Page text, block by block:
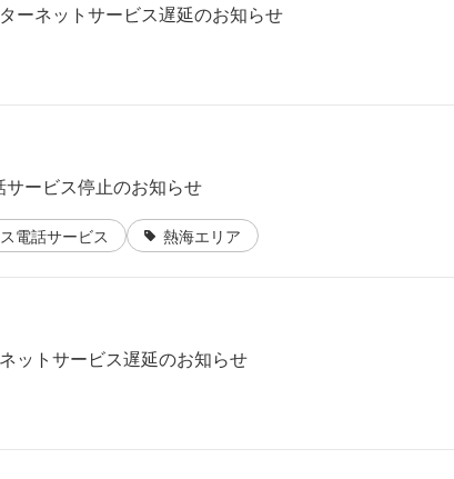
ーネットサービス遅延のお知らせ
ービス停止のお知らせ
電話サービス 熱海エリア
ットサービス遅延のお知らせ